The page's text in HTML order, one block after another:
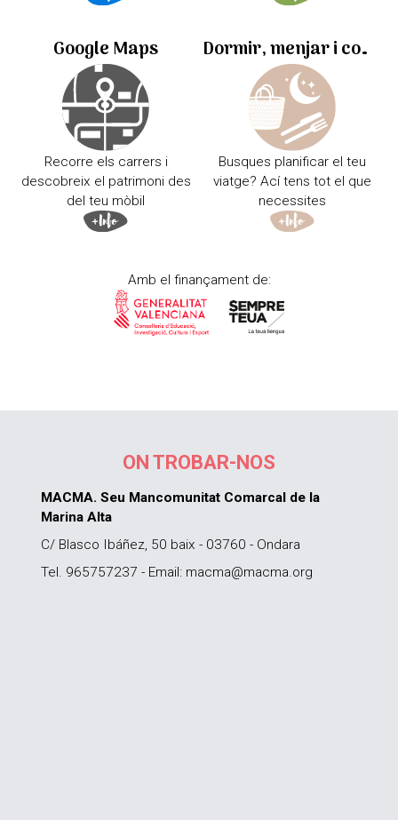
Google Maps
Recorre els carrers i
descobreix el patrimoni des
del teu mòbil
Dormir, menjar i comprar
Busques planificar el teu
viatge? Ací tens tot el que
necessites
Amb el finançament de:
ON TROBAR-NOS
MACMA. Seu Mancomunitat Comarcal de la
Marina Alta
C/ Blasco Ibáñez, 50 baix - 03760 - Ondara
Tel. 965757237 - Email: macma@macma.org